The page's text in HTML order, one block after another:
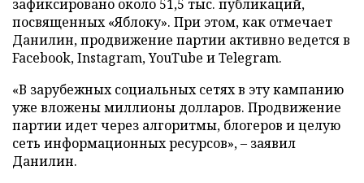
зафиксировано около 51,5 тыс. публикаций,
посвященных «Яблоку». При этом, как отмечает
Данилин, продвижение партии активно ведется в
Facebook, Instagram, YouTube и Telegram.
«В зарубежных социальных сетях в эту кампанию
уже вложены миллионы долларов. Продвижение
партии идет через алгоритмы, блогеров и целую
сеть информационных ресурсов», – заявил
Данилин.